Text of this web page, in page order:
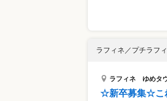
ラフィネ／プチラフ
ラフィネ ゆめタ
☆新卒募集☆こ